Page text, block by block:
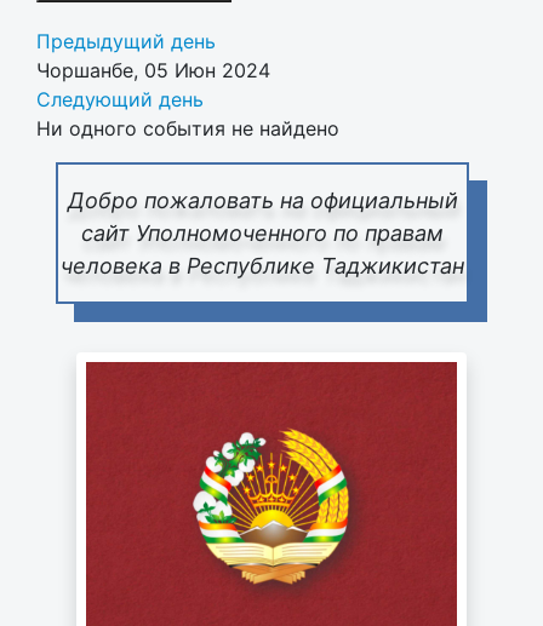
Добро пожаловать на официальный
сайт Уполномоченного по правам
человека в Республике Таджикистан
Предыдущий день
Чоршанбе, 05 Июн 2024
Следующий день
Ни одного события не найдено